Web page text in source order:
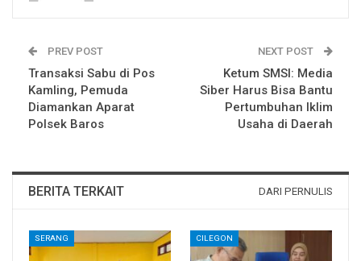
PREV POST
Transaksi Sabu di Pos
Kamling, Pemuda
Diamankan Aparat
Polsek Baros
NEXT POST
Ketum SMSI: Media
Siber Harus Bisa Bantu
Pertumbuhan Iklim
Usaha di Daerah
BERITA TERKAIT DARI PERNULIS
SERANG CILEGON